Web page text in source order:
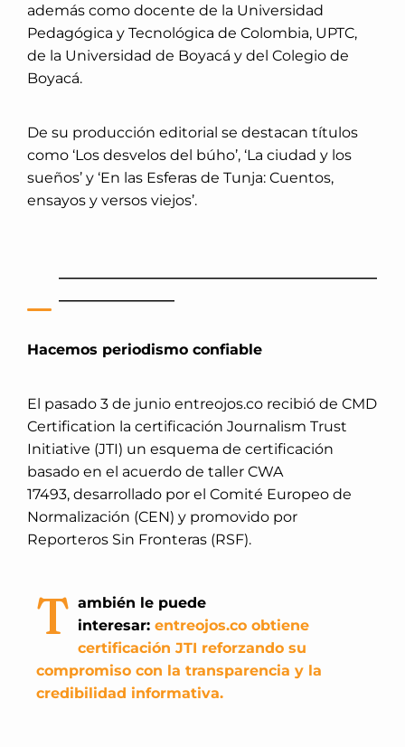
además como docente de la Universidad
Pedagógica y Tecnológica de Colombia, UPTC,
de la Universidad de Boyacá y del Colegio de
Boyacá.
De su producción editorial se destacan títulos
como ‘Los desvelos del búho’, ‘La ciudad y los
sueños’ y ‘En las Esferas de Tunja: Cuentos,
ensayos y versos viejos’.
Hacemos periodismo confiable
El pasado 3 de junio entreojos.co recibió de CMD
Certification la certificación Journalism Trust
Initiative (JTI) un esquema de certificación
basado en el acuerdo de taller CWA
17493, desarrollado por el Comité Europeo de
Normalización (CEN) y promovido por
Reporteros Sin Fronteras (RSF).
T ambién le puede
interesar: entreojos.co obtiene
certificación JTI reforzando su
compromiso con la transparencia y la
credibilidad informativa.